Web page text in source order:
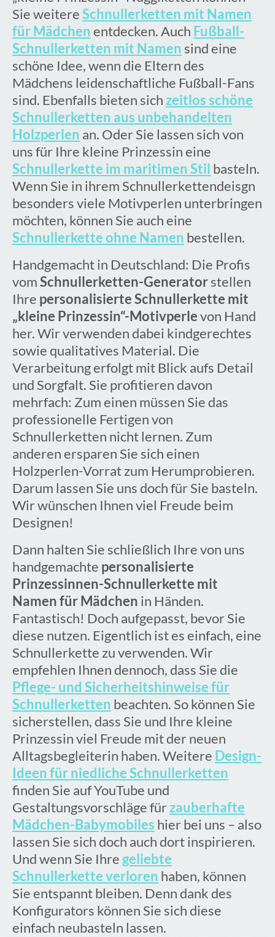
22 cm lang ist.
Sie weitereSchnullerketten mit Namen
für Mädchenentdecken. Auch Fußball-
Schnullerketten mit Namen sind eine
schöne Idee, wenn die Eltern des
Mädchens leidenschaftliche Fußball-Fans
sind. Ebenfalls bieten sichzeitlos schöne
Schnullerketten aus unbehandelten
Holzperlen an. Oder Sie lassen sich von
uns für Ihre kleine Prinzessin eine
Schnullerkette im maritimen Stil basteln.
Wenn Sie in ihrem Schnullerkettendeisgn
besonders viele Motivperlen unterbringen
möchten, können Sie auch eine
Schnullerkette ohne Namen bestellen.
Handgemacht in Deutschland: Die Profis
vomSchnullerketten-Generatorstellen
Ihre personalisierte Schnullerkette mit
„kleine Prinzessin“-Motivperlevon Hand
her. Wir verwenden dabei kindgerechtes
sowie qualitatives Material. Die
Verarbeitung erfolgt mit Blick aufs Detail
und Sorgfalt. Sie profitieren davon
mehrfach: Zum einen müssen Sie das
professionelle Fertigen von
Schnullerketten nicht lernen. Zum
anderen ersparen Sie sich einen
Holzperlen-Vorrat zum Herumprobieren.
Darum lassen Sie uns doch für Sie basteln.
Wir wünschen Ihnen viel Freude beim
Designen!
Dann halten Sie schließlich Ihre von uns
handgemachte personalisierte
Prinzessinnen-Schnullerkette mit
Namen für Mädchen in Händen.
Fantastisch! Doch aufgepasst, bevor Sie
diese nutzen. Eigentlich ist es einfach, eine
Schnullerkette zu verwenden. Wir
empfehlen Ihnen dennoch, dass Sie die
Pflege- und Sicherheitshinweise für
Schnullerketten beachten. So können Sie
sicherstellen, dass Sie und Ihre kleine
Prinzessin viel Freude mit der neuen
Alltagsbegleiterin haben. Weitere Design-
Ideen für niedliche Schnullerketten
finden Sie auf YouTube und
Gestaltungsvorschläge fürzauberhafte
Mädchen-Babymobiles hier bei uns – also
lassen Sie sich doch auch dort inspirieren.
Und wenn Sie Ihre geliebte
Schnullerkette verloren haben, können
Sie entspannt bleiben. Denn dank des
Konfigurators können Sie sich diese
einfach neubasteln lassen.